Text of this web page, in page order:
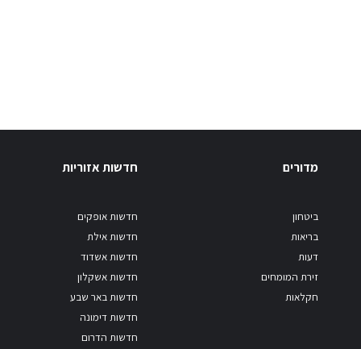
מדורים
ביטחון
בריאות
דעות
זירת המומחים
חקלאות
חדשות אזוריות
חדשות אופקים
חדשות אילת
חדשות אשדוד
חדשות אשקלון
חדשות באר שבע
חדשות דימונה
חדשות הדרום